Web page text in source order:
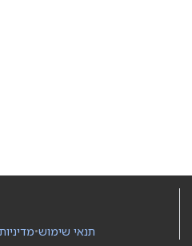
•תנאי שימוש